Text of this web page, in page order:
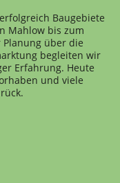
Baugebiete
Mahlow bis zum
Planung über die
begleiten wir
Erfahrung. Heute
und viele